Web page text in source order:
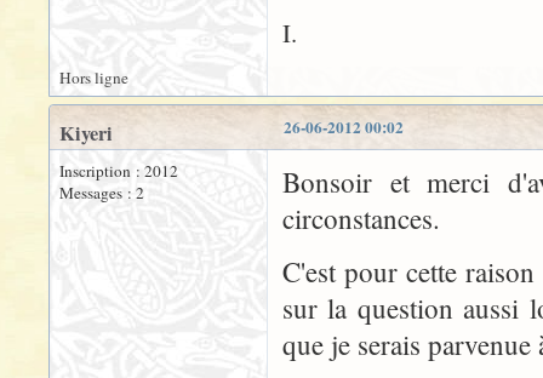
I.
Hors ligne
26-06-2012 00:02
Kiyeri
Inscription : 2012
Messages : 2
Bonsoir et merci
circonstances.
C'est pour cette
sur la question aussi
que je serais